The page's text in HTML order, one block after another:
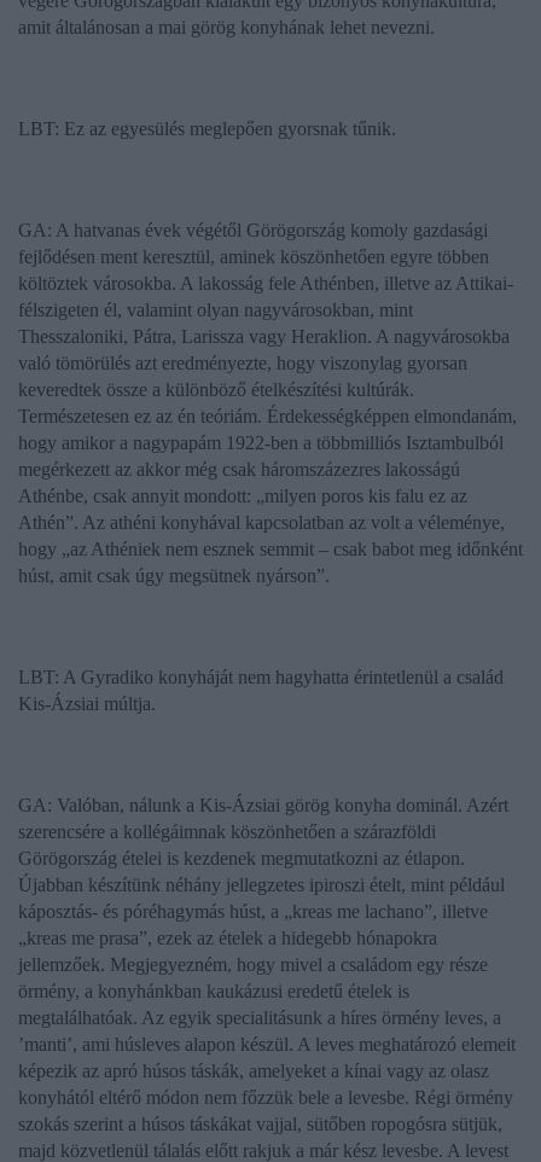
amit általánosan a mai görög konyhának lehet nevezni.
LBT: Ez az egyesülés meglepően gyorsnak tűnik.
GA: A hatvanas évek végétől Görögország komoly gazdasági
fejlődésen ment keresztül, aminek köszönhetően egyre többen
költöztek városokba. A lakosság fele Athénben, illetve az Attikai-
félszigeten él, valamint olyan nagyvárosokban, mint
Thesszaloniki, Pátra, Larissza vagy Heraklion. A nagyvárosokba
való tömörülés azt eredményezte, hogy viszonylag gyorsan
keveredtek össze a különböző ételkészítési kultúrák.
Természetesen ez az én teóriám. Érdekességképpen elmondanám,
hogy amikor a nagypapám 1922-ben a többmilliós Isztambulból
megérkezett az akkor még csak háromszázezres lakosságú
Athénbe, csak annyit mondott: „milyen poros kis falu ez az
Athén”. Az athéni konyhával kapcsolatban az volt a véleménye,
hogy „az Athéniek nem esznek semmit – csak babot meg időnként
húst, amit csak úgy megsütnek nyárson”.
LBT: A Gyradiko konyháját nem hagyhatta érintetlenül a család
Kis-Ázsiai múltja.
GA: Valóban, nálunk a Kis-Ázsiai görög konyha dominál. Azért
szerencsére a kollégáimnak köszönhetően a szárazföldi
Görögország ételei is kezdenek megmutatkozni az étlapon.
Újabban készítünk néhány jellegzetes ipiroszi ételt, mint például
káposztás- és póréhagymás húst, a „kreas me lachano”, illetve
„kreas me prasa”, ezek az ételek a hidegebb hónapokra
jellemzőek. Megjegyezném, hogy mivel a családom egy része
örmény, a konyhánkban kaukázusi eredetű ételek is
megtalálhatóak. Az egyik specialitásunk a híres örmény leves, a
’manti’, ami húsleves alapon készül. A leves meghatározó elemeit
képezik az apró húsos táskák, amelyeket a kínai vagy az olasz
konyhától eltérő módon nem főzzük bele a levesbe. Régi örmény
szokás szerint a húsos táskákat vajjal, sütőben ropogósra sütjük,
majd közvetlenül tálalás előtt rakjuk a már kész levesbe. A levest